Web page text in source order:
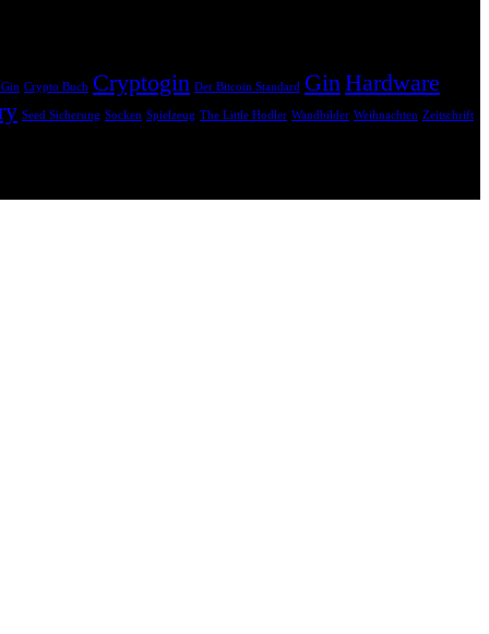
Crypto Buch Cryptogin Der Bitcoin Standard GinHardware
Seed Sicherung Socken Spielzeug The Little Hodler Wandbilder Weihnachten Zeitschrift